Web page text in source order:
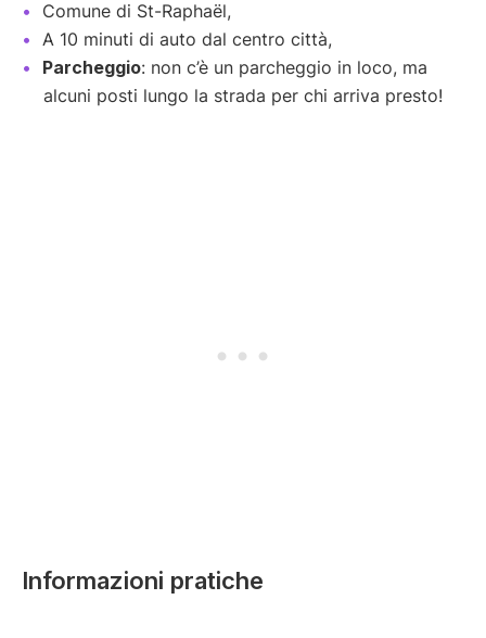
Comune di St-Raphaël,
A 10 minuti di auto dal centro città,
Parcheggio: non c’è un parcheggio in loco, ma
alcuni posti lungo la strada per chi arriva presto!
Informazioni pratiche